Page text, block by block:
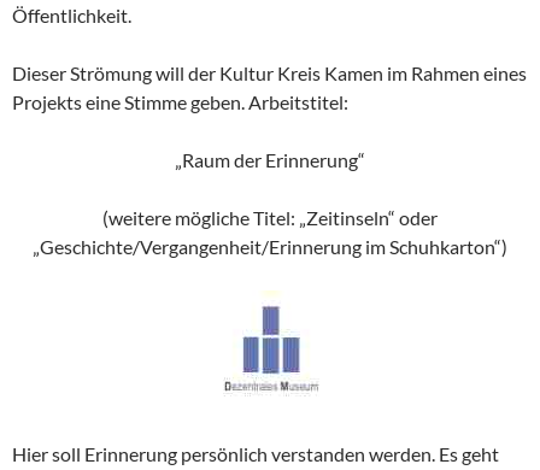
Öffentlichkeit.
Dieser Strömung will der Kultur Kreis Kamen im Rahmen eines
Projekts eine Stimme geben. Arbeitstitel:
„Raum der Erinnerung“
(weitere mögliche Titel: „Zeitinseln“ oder
„Geschichte/Vergangenheit/Erinnerung im Schuhkarton“)
Hier soll Erinnerung persönlich verstanden werden. Es geht